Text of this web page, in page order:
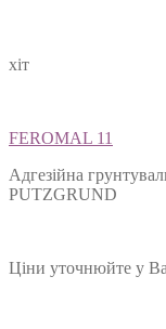
хіт
FEROMAL 11
Адгезійна
PUTZGRUND
Ціни уточнюйте у